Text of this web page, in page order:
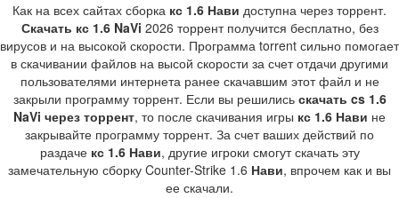
Как на всех сайтах сборка кс 1.6 Нави доступна через торрент.
Скачать кс 1.6 NaVi 2026 торрент получится бесплатно, без
вирусов и на высокой скорости. Программа torrent сильно помогает
в скачивании файлов на высой скорости за счет отдачи другими
пользователями интернета ранее скачавшим этот файл и не
закрыли программу торрент. Если вы решились скачать cs 1.6
NaVi через торрент, то после скачивания игры кс 1.6 Нави не
закрывайте программу торрент. За счет ваших действий по
раздаче кс 1.6 Нави, другие игроки смогут скачать эту
замечательную сборку Counter-Strike 1.6 Нави, впрочем как и вы
ее скачали.